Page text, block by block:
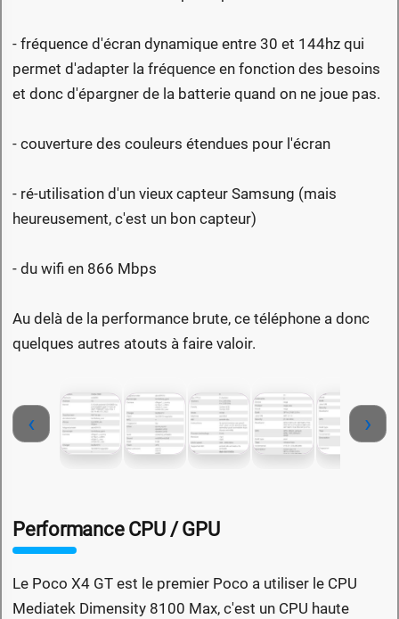
- fréquence d'écran dynamique entre 30 et 144hz qui
permet d'adapter la fréquence en fonction des besoins
et donc d'épargner de la batterie quand on ne joue pas.
- couverture des couleurs étendues pour l'écran
- ré-utilisation d'un vieux capteur Samsung (mais
heureusement, c'est un bon capteur)
- du wifi en 866 Mbps
Au delà de la performance brute, ce téléphone a donc
quelques autres atouts à faire valoir.
‹ ›
Performance CPU / GPU
Le Poco X4 GT est le premier Poco a utiliser le CPU
Mediatek Dimensity 8100 Max, c'est un CPU haute